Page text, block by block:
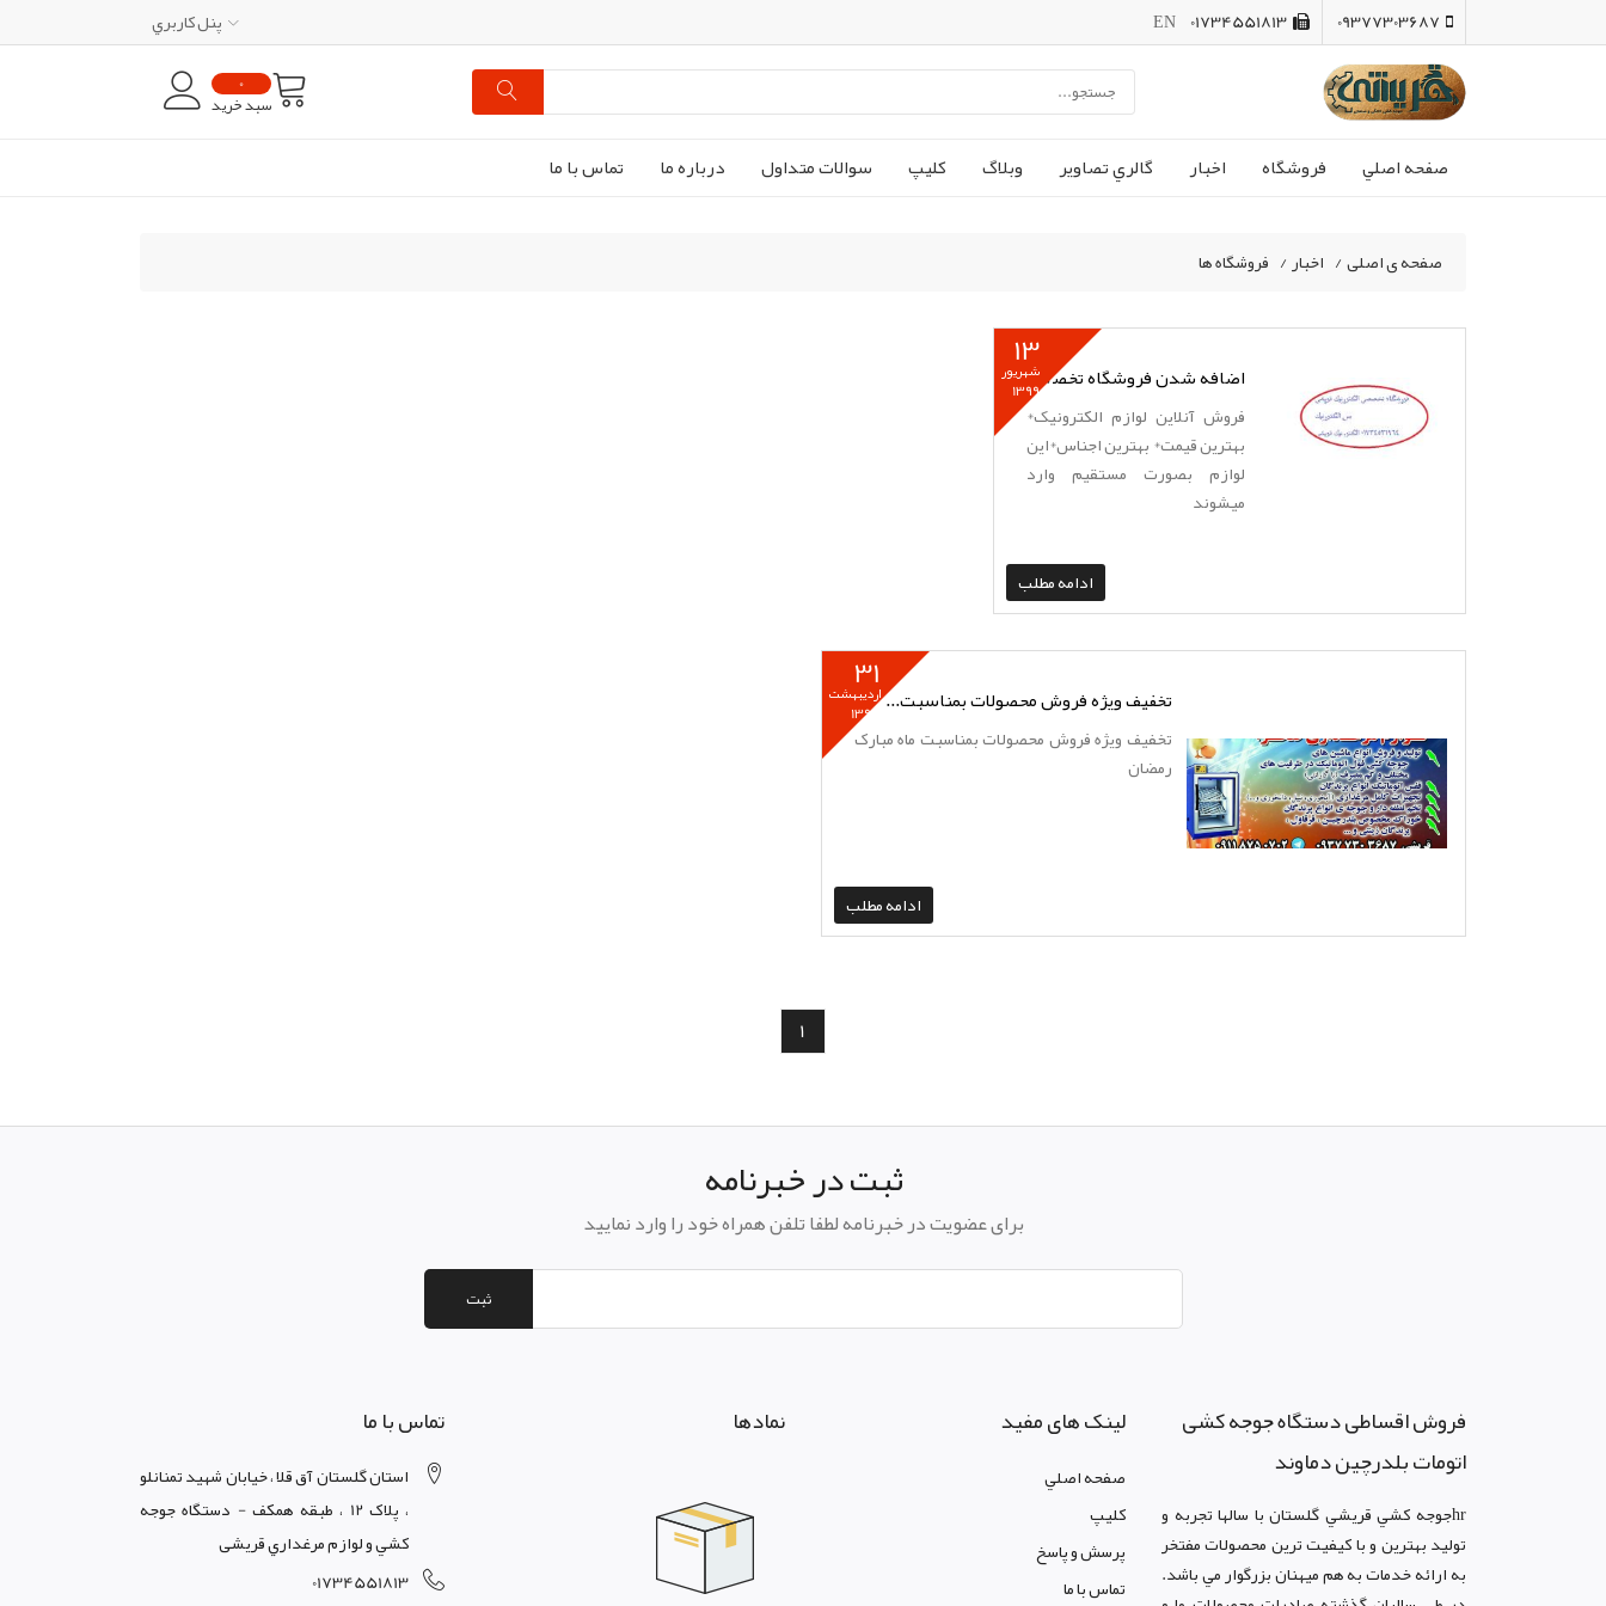
09377303687
01734551813
EN پنل کاربري
0
سبد خرید
صفحه اصلي فروشگاه اخبار گالري تصاوير وبلاگ کليپ سوالات متداول درباره ما تماس با ما
صفحه ی اصلی/ اخبار/ فروشگاه ها
ا
ضافه شدن فروشگاه تخصصی لوازم...
فروش آنلاین لوازم الکترونیک*
بهترین قیمت* بهترین اجناس*این
لوازم بصورت مستقیم وارد
میشوند
ادامه مطلب
13
شهریور
1399
تخفیف ویژه فروش محصولات بمناسبت...
تخفیف ویژه فروش محصولات بمناسبت ماه مبارک
رمضان
ادامه مطلب
31
اردیبهشت
1398
1
ثبت در خبرنامه
برای عضویت در خبرنامه لطفا تلفن همراه خود را وارد نمایید
ثبت
فروش اقساطی دستگاه جوجه کشی
اتومات بلدرچین دماوند
hrجوجه کشي قريشي گلستان با سالها تجربه و
توليد بهترين و با کيفيت ترين محصولات مفتخر
به ارائه خدمات به هم ميهنان بزرگوار مي باشد.
لینک های مفید
صفحه اصلي
کليپ
پرسش و پاسخ
تماس با ما
نمادها تماس با ما
استان گلستان آق قلا ، خيابان شهيد تمنانلو
، پلاک 12 ، طبقه همکف - دستگاه جوجه
کشي و لوازم مرغداري قریشی
01734551813